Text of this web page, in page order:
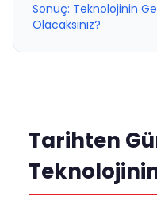
Sonuç: Teknolojinin
Olacaksınız?
Tarihten